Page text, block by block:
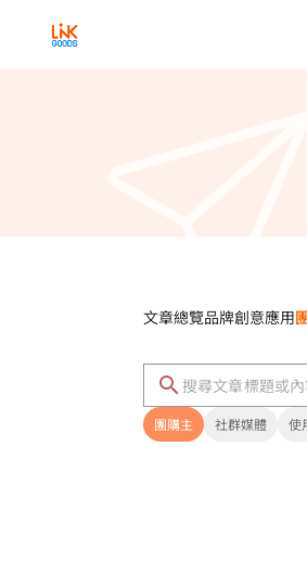
文章總覽品牌創意應用
團購主 社群媒體 使